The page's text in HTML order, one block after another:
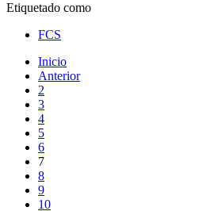
Etiquetado como
FCS
Inicio
Anterior
2
3
4
5
6
7
8
9
10